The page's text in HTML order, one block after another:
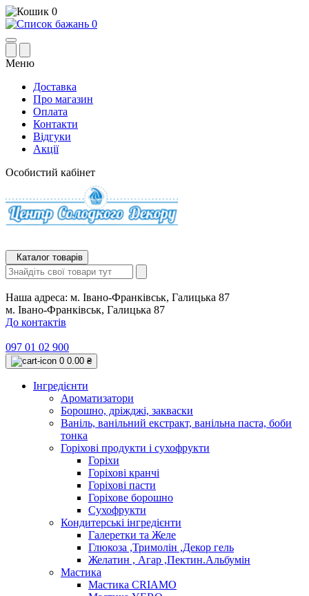
0
0
Меню
Доставка
Про магазин
Оплата
Контакти
Відгуки
Акції
Особистий кабінет
Каталог товарів
Наша адреса: м. Івано-Франківськ, Галицька 87
м. Івано-Франківськ, Галицька 87
До контактів
097 01 02 900
0 0.00 ₴
Інгредієнти
Ароматизатори
Борошно, дріжджі, закваски
Ваніль, ванільний екстракт, ванільна паста, боби
тонка
Горіхові продукти і сухофрукти
Горіхи
Горіхові кранчі
Горіхові пасти
Горіхове борошно
Сухофрукти
Кондитерські інгредієнти
Галеретки та Желе
Глюкоза ,Тримолін ,Декор гель
Желатин , Агар ,Пектин.Альбумін
Мастика
Мастика CRIAMO